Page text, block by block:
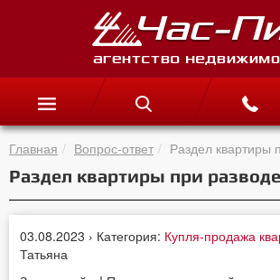
Главная Вопрос-ответ Раздел квартиры
Раздел квартиры при разводе
03.08.2023 › Категория: Купля-продажа
Татьяна